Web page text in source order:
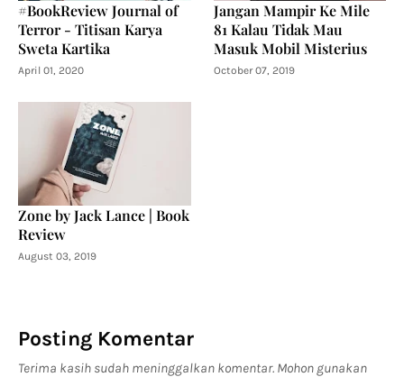
#BookReview Journal of
Terror - Titisan Karya
Sweta Kartika
April 01, 2020
Jangan Mampir Ke Mile
81 Kalau Tidak Mau
Masuk Mobil Misterius
October 07, 2019
Zone by Jack Lance | Book
Review
August 03, 2019
Posting Komentar
Terima kasih sudah meninggalkan komentar. Mohon gunakan